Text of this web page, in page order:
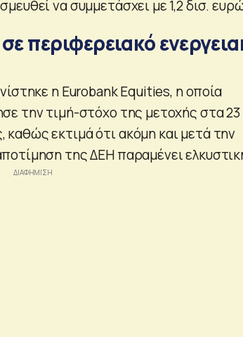
να συμμετάσχει με 1,2 δισ.
περιφερειακό
η Eurobank Equities, η οποία
την τιμή-στόχο της μετοχής στα 23
εκτιμά ότι ακόμη και μετά την
της ΔΕΗ παραμένει